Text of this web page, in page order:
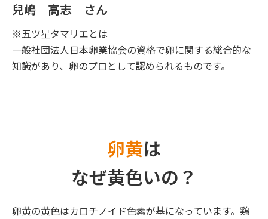
兒嶋 高志 さん
※五ツ星タマリエとは
一般社団法人日本卵業協会の資格で卵に関する総合的な
知識があり、卵のプロとして認められるものです。
卵黄は
なぜ黄色いの？
卵黄の黄色はカロチノイド色素が基になっています。鶏